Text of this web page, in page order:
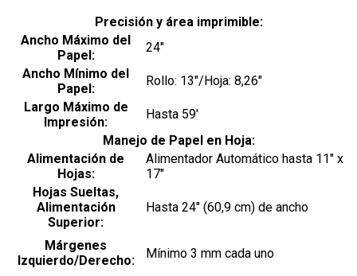
Precisión y área imprimible:
Ancho Máximo del
Papel:
24″
Ancho Mínimo del
Papel:
Rollo: 13″/Hoja: 8,26″
Largo Máximo de
Impresión:
Hasta 59′
Manejo de Papel en Hoja:
Alimentación de
Hojas:
Alimentador Automático hasta 11″ x
17″
Hojas Sueltas,
Alimentación
Superior:
Hasta 24″ (60,9 cm) de ancho
Márgenes
Izquierdo/Derecho:
Mínimo 3 mm cada uno